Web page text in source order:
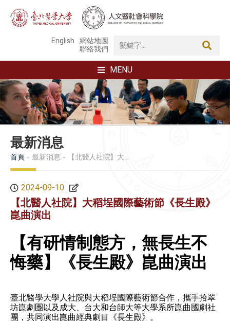
English
網站地圖
聯絡我們
MENU
最新消息
首頁 最新消息 【北醫人社院】大稻埕國際藝術節《長生殿》崑曲演出
2024-09-10
【北醫人社院】大稻埕國際藝術節《長生殿》
崑曲演出
【有研情制態方，無長生不
悔藥】《長生殿》崑曲演出
臺北醫學大學人社院與大稻埕國際藝術節合作， 攜手拾翠
坊崑劇團以及成大、 台大和台師大等大學系所崑曲國劇社
團，共同演出崑曲經典劇目《長生殿》。